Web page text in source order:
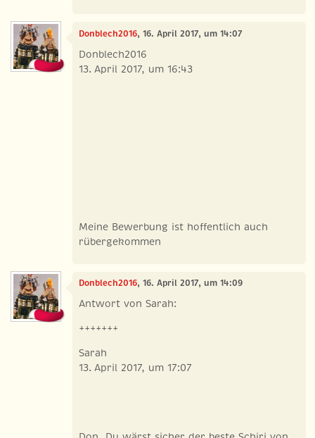
Donblech2016, 16. April 2017, um 14:07
Donblech2016
13. April 2017, um 16:43
Meine Bewerbung ist hoffentlich auch
rübergekommen
Donblech2016, 16. April 2017, um 14:09
Antwort von Sarah:
+++++++
Sarah
13. April 2017, um 17:07